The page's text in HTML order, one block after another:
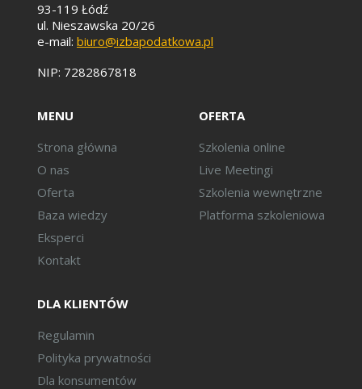
w jaki sposób
wystawić i doręczyć
zasady postępowania
niedostępności lub
awarii KSEF,
Działanie systemu KSEF:
Krajowy System e-
93-119 Łódź
ul. Nieszawska 20/26
e-mail: biuro@izbapodatkowa.pl
NIP: 7282867818
MENU
Strona główna
O nas
Oferta
Baza wiedzy
Eksperci
Kontakt
OFERTA
Szkolenia online
Live Meetingi
Szkolenia wewnętrzne
Platforma szkoleniowa
DLA KLIENTÓW
Regulamin
Polityka prywatności
Dla konsumentów